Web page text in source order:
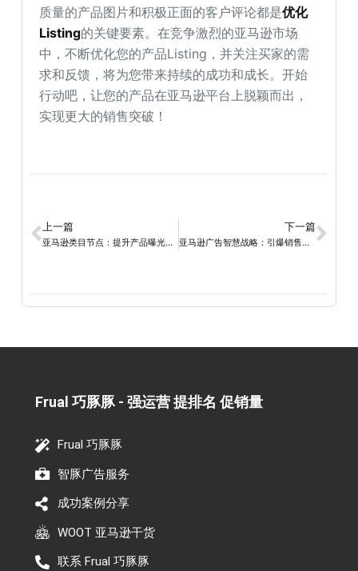
质量的产品图片和积极正面的客户评论都是优化
Listing的关键要素。在竞争激烈的亚马逊市场
中，不断优化您的产品Listing，并关注买家的需
求和反馈，将为您带来持续的成功和成长。开始
行动吧，让您的产品在亚马逊平台上脱颖而出，
实现更大的销售突破！
上一篇
亚马逊类目节点：提升产品曝光率与销售机会的关键
下一篇
亚马逊广告智慧战略：引爆销售曝光，征服电商市场！
Frual 巧豚豚 - 强运营 提排名 促销量​
Frual 巧豚豚
智豚广告服务
成功案例分享
WOOT 亚马逊干货
联系 Frual 巧豚豚